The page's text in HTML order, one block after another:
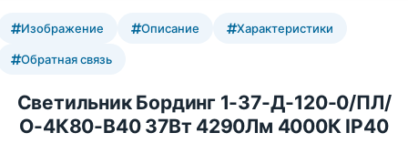
Изображение Описание Характеристики
Обратная связь
Светильник Бординг 1-37-Д-120-0/ПЛ/
О-4К80-В40 37Вт 4290Лм 4000К IP40